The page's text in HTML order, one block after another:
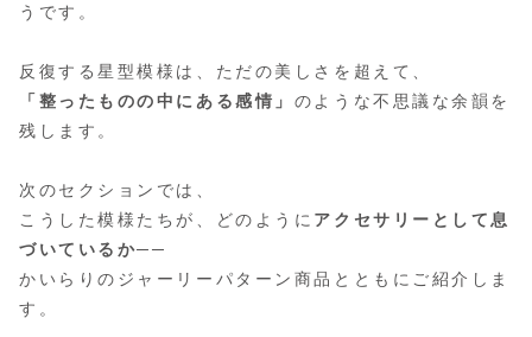
うです。
反復する星型模様は、ただの美しさを超えて、
「整ったものの中にある感情」 のような不思議な余韻を
残します。
次のセクションでは、
こうした模様たちが、どのように アクセサリーとして息
づいているか──
かいらりのジャーリーパターン商品とともにご紹介しま
す。